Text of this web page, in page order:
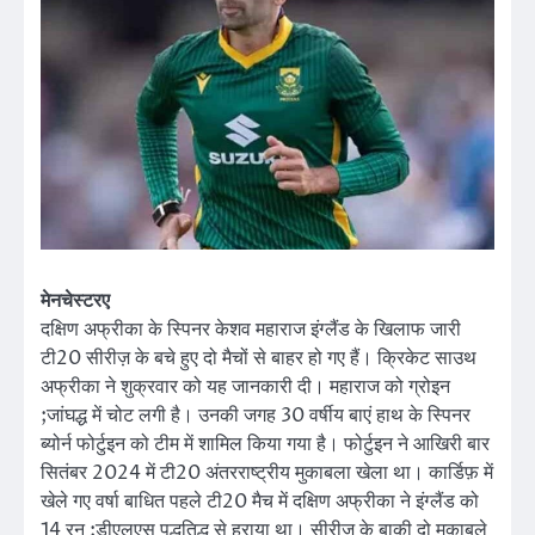
मेनचेस्टरए
दक्षिण अफ्रीका के स्पिनर केशव महाराज इंग्लैंड के खिलाफ जारी
टी20 सीरीज़ के बचे हुए दो मैचों से बाहर हो गए हैं। क्रिकेट साउथ
अफ्रीका ने शुक्रवार को यह जानकारी दी। महाराज को ग्रोइन
;जांघद्ध में चोट लगी है। उनकी जगह 30 वर्षीय बाएं हाथ के स्पिनर
ब्योर्न फोर्टुइन को टीम में शामिल किया गया है। फोर्टुइन ने आखिरी बार
सितंबर 2024 में टी20 अंतरराष्ट्रीय मुकाबला खेला था। कार्डिफ़ में
खेले गए वर्षा बाधित पहले टी20 मैच में दक्षिण अफ्रीका ने इंग्लैंड को